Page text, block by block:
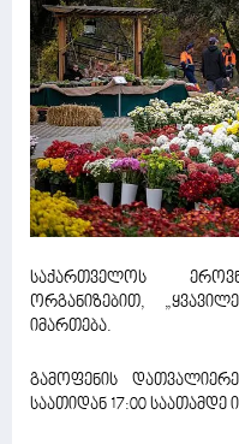
საქართველოს
ორგანიზებით,
იმართება.
გამოფენის
საათიდან 17:00 საათამდე